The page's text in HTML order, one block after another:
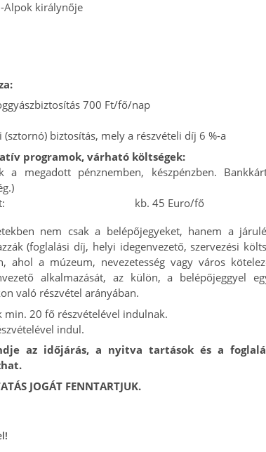
700 Ft/fő/nap
biztosítás, mely a részvételi díj 6 %-a
programok, várható költségek:
a megadott pénznemben, készpénzben.
kb. 45 Euro/fő
nem csak a belépőjegyeket, hanem a
(foglalási díj, helyi idegenvezető, szervezési
ahol a múzeum, nevezetesség vagy város
alkalmazását, az külön, a belépőjeggyel
való részvétel arányában.
20 fő részvételével indulnak.
indul.
az időjárás, a nyitva tartások és a
JOGÁT FENNTARTJUK.